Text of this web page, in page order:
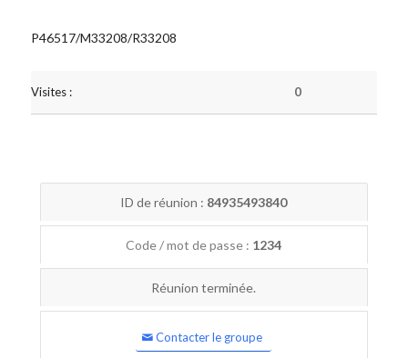
P46517/M33208/R33208
Visites : 0
ID de réunion : 84935493840
Code / mot de passe : 1234
Réunion terminée.
Contacter le groupe